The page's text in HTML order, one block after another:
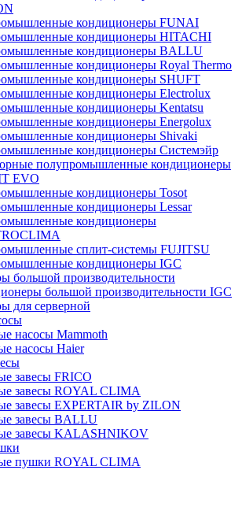
кондиционеры FUNAI
кондиционеры HITACHI
кондиционеры BALLU
кондиционеры Royal Thermo
кондиционеры SHUFT
кондиционеры Electrolux
кондиционеры Kentatsu
кондиционеры Energolux
кондиционеры Shivaki
кондиционеры Системэйр
полупромышленные кондиционеры
EVO
кондиционеры Tosot
кондиционеры Lessar
кондиционеры
сплит-системы FUJITSU
кондиционеры IGC
большой производительности
большой производительности IGC
для серверной
насосы Mammoth
насосы Haier
завесы FRICO
завесы ROYAL CLIMA
завесы EXPERTAIR by ZILON
завесы BALLU
завесы KALASHNIKOV
пушки ROYAL CLIMA